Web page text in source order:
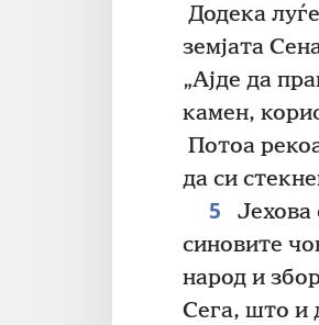
Додека
земјата
„Ајде да
камен,
Потоа
да си
5
Јехова
синовите
народ и
Сега, што и